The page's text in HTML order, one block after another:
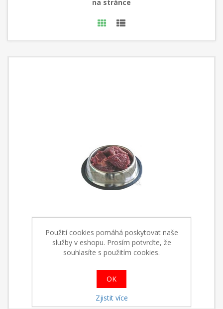
na stránce
Od 179,00 Kč s DPH
Použití cookies pomáhá poskytovat naše
služby v eshopu. Prosím potvrďte, že
souhlasíte s použitím cookies.
OK
Zjistit více